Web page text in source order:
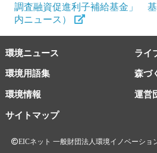
調査融資促進利子補給基金」
内ニュース）
環境ニュース ライ
環境用語集 森づ
環境情報
サイトマップ
運営
EICネット 一般財団法人環境イノベーショ